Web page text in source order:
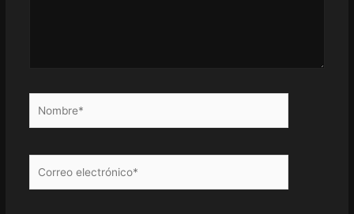
electrónico*